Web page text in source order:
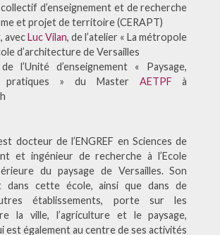
d’enseignement et de recherche
et projet de territoire (CERAPT)
avecLuc Vilan, de l’atelier « La métropole
d’architecture de Versailles
l’Unité d’enseignement « Paysage,
pratiques » du Master AETPF à
docteur de l’ENGREF en Sciences de
et ingénieur de recherche à l’Ecole
du paysage de Versailles. Son
dans cette école, ainsi que dans de
établissements, porte sur les
la ville, l’agriculture et le paysage,
est également au centre de ses activités